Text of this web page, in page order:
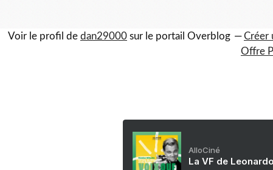
Voir le profil de dan29000 sur le portail Overblog Créer
Offre
AlloCiné
La VF de